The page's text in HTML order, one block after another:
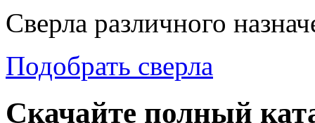
Сверла различного
Подобрать сверла
Скачайте полный